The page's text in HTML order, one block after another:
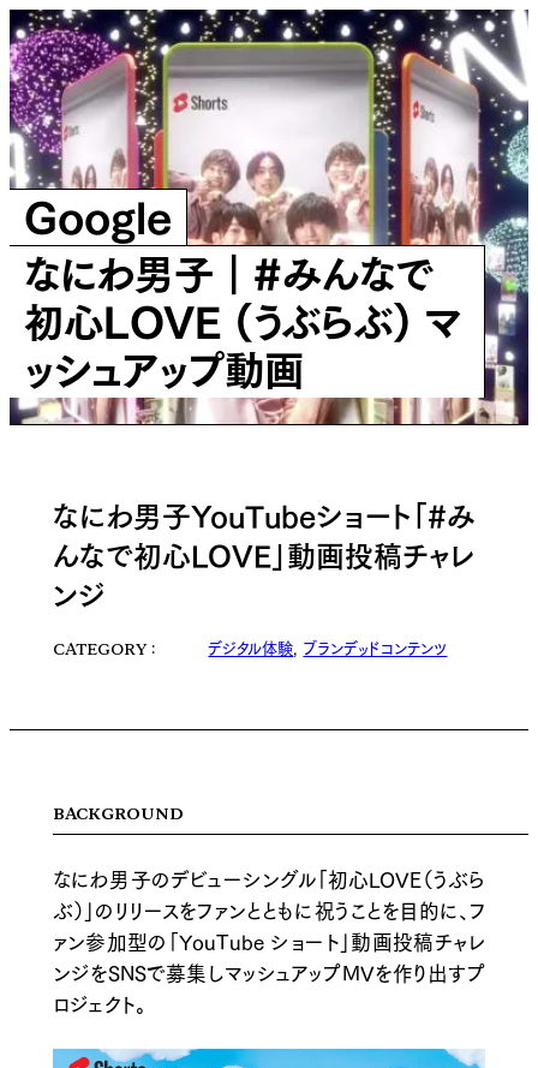
Google
なにわ男子｜#みんなで
初心LOVE (うぶらぶ) マ
ッシュアップ動画
なにわ男子YouTubeショート「#み
んなで初心LOVE」動画投稿チャレ
ンジ
CATEGORY デジタル体験, ブランデッドコンテンツ
BACKGROUND
なにわ男子のデビューシングル「初心LOVE（うぶら
ぶ）」のリリースをファンとともに祝うことを目的に、フ
ァン参加型の「YouTube ショート」動画投稿チャレ
ンジをSNSで募集しマッシュアップMVを作り出すプ
ロジェクト。